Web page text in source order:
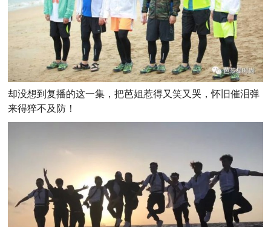
却没想到复播的这一集，把芭姐惹得又笑又哭，怀旧催泪弹
来得猝不及防！